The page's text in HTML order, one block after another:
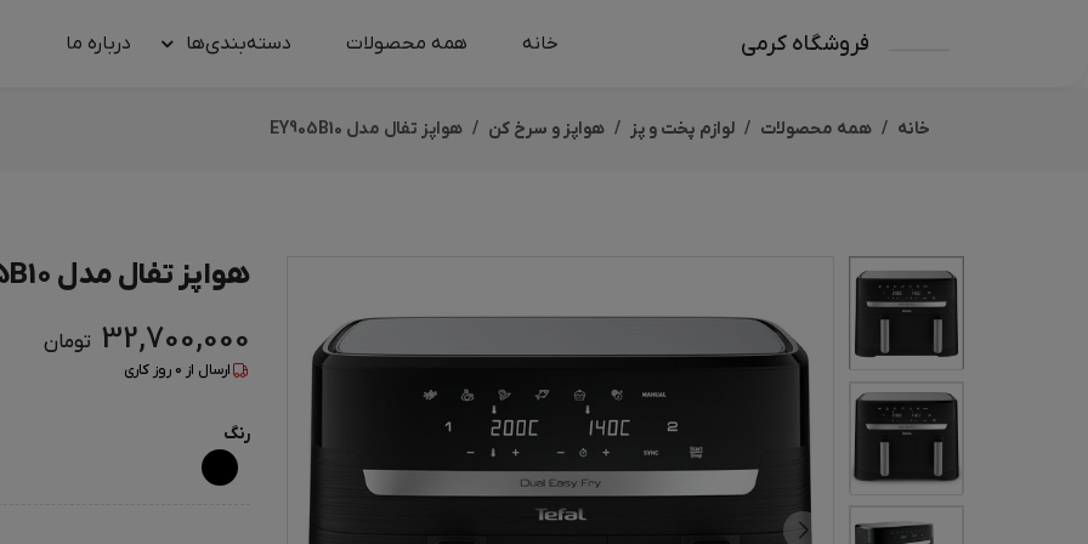
فروشگاه کرمی خانه همه محصولات دسته‌بندی‌ها درباره‌ ما
خانه همه محصولات لوازم پخت و پز هواپز و سرخ کن هواپز تفال مدل EY905B10
هواپز تفال مدل EY905B10
32,700,000 تومان
ارسال از 0 روز کاری
رنگ